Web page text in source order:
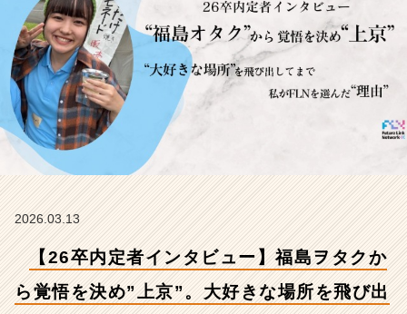
を
め”上
京”。
き
飛
び
出
し
2026.03.13
【26卒内定者インタビュー】福島ヲタクか
ら覚悟を決め”上京”。大好きな場所を飛び出